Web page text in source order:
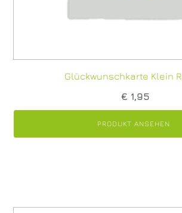
Glückwunschkarte Klein
€ 1,95
PRODUKT ANSEHEN